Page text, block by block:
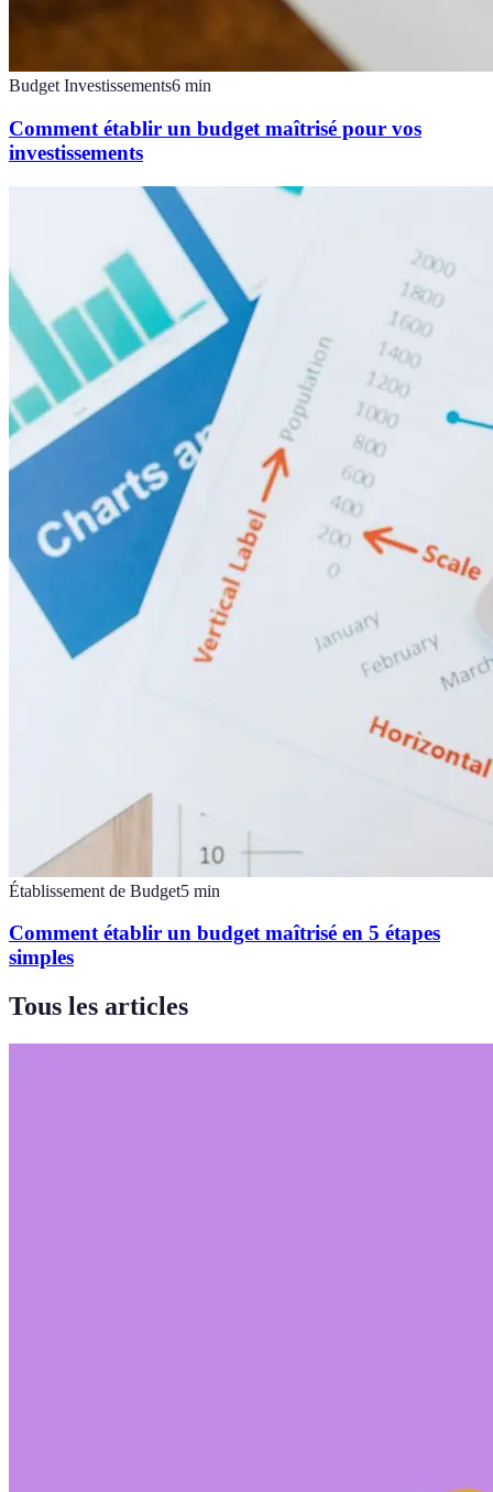
Budget Investissements6 min
Comment établir un budget maîtrisé pour vos
investissements
Établissement de Budget5 min
Comment établir un budget maîtrisé en 5 étapes
simples
Tous les articles